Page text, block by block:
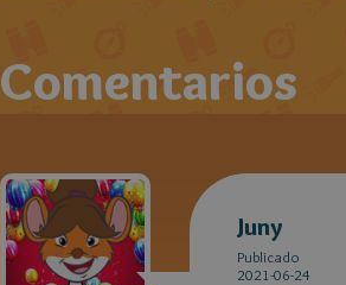
Comentarios
Juny
Publicado
2021-06-24